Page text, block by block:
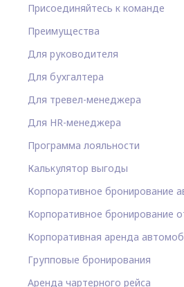
Присоединяйтесь к команде
Преимущества
Для руководителя
Для бухгалтера
Для тревел-менеджера
Для HR-менеджера
Программа лояльности
Калькулятор выгоды
Корпоративное бронирование
Корпоративное бронирование
Корпоративная аренда
Групповые бронирования
Аренда чартерного рейса